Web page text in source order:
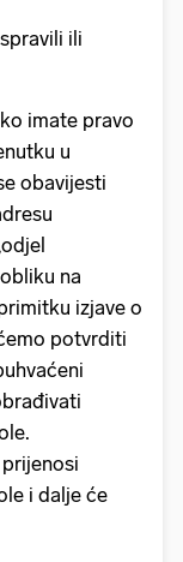
ili
imate pravo
u
obavijesti
na
izjave o
potvrditi
i dalje će